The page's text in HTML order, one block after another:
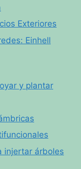
Exteriores
Einhell
y plantar
injertar árboles